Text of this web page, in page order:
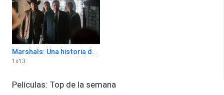
Marshals: Una historia de Yellowstone 1x13
1 x13
Películas: Top de la semana